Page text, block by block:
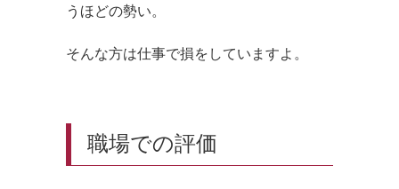
うほどの勢い。
そんな方は仕事で損をしていますよ。
職場での評価